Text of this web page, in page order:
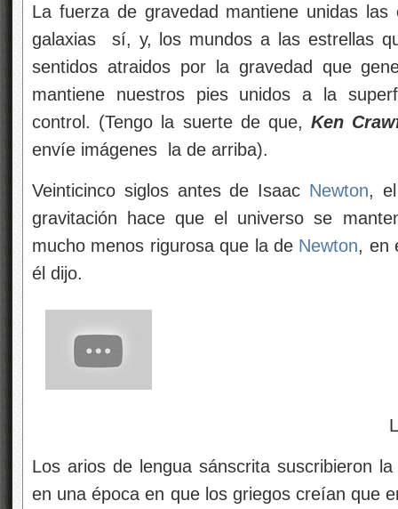
La fuerza de gravedad mantiene unidas
galaxias
sí, y, los mundos a las estrellas
sentidos atraidos por la gravedad que
mantiene nuestros pies unidos a la
control. (Tengo la suerte de que, Ken
envíe imágenes
la de arriba).
Veinticinco siglos antes de Isaac Newton,
gravitación hace que el universo se
mucho menos rigurosa que la de Newton, en
él dijo.
La Tierra
Los arios de lengua sánscrita suscribieron
en una época en que los griegos creían que